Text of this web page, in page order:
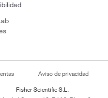
Aviso de privacidad
Fisher Scientific S.L.